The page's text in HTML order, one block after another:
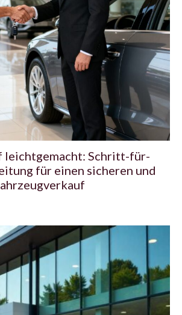
leichtgemacht: Schritt-für-
für einen sicheren und